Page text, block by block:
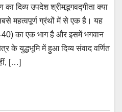
का दिव्य उपदेश श्रीमद्भगवद्गीता क्या
सबसे महत्वपूर्ण ग्रंथों में से एक है। यह
40) का एक भाग है और इसमें भगवान
के युद्धभूमि में हुआ दिव्य संवाद वर्णित
[…]